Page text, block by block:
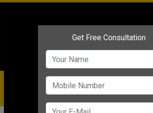
Service
IBC+91-9910344443
care@badabusiness.com
919810544443